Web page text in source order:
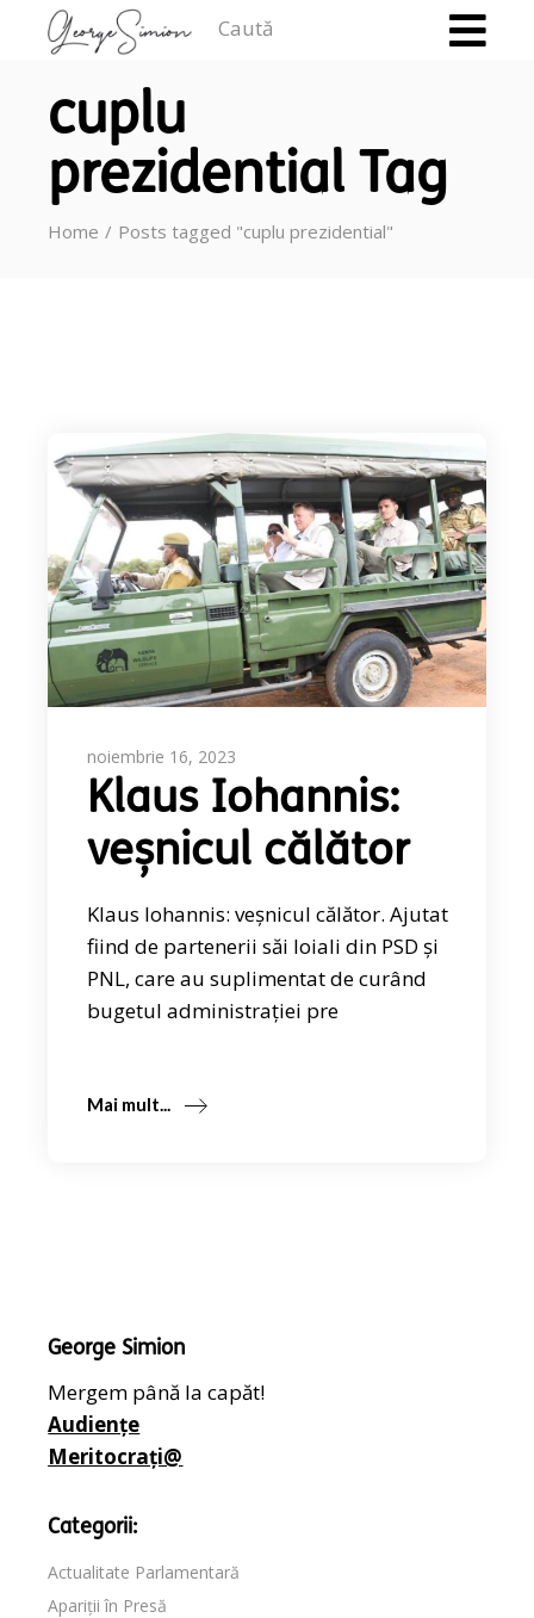
cuplu
prezidential Tag
Home Posts tagged "cuplu prezidential"
noiembrie 16, 2023
Klaus Iohannis:
veșnicul călător
Klaus Iohannis: veșnicul călător. Ajutat
fiind de partenerii săi loiali din PSD și
PNL, care au suplimentat de curând
bugetul administrației pre
Mai mult...
George Simion
Mergem până la capăt!
Audiențe
Meritocrați@
Categorii:
Actualitate Parlamentară
Apariții în Presă